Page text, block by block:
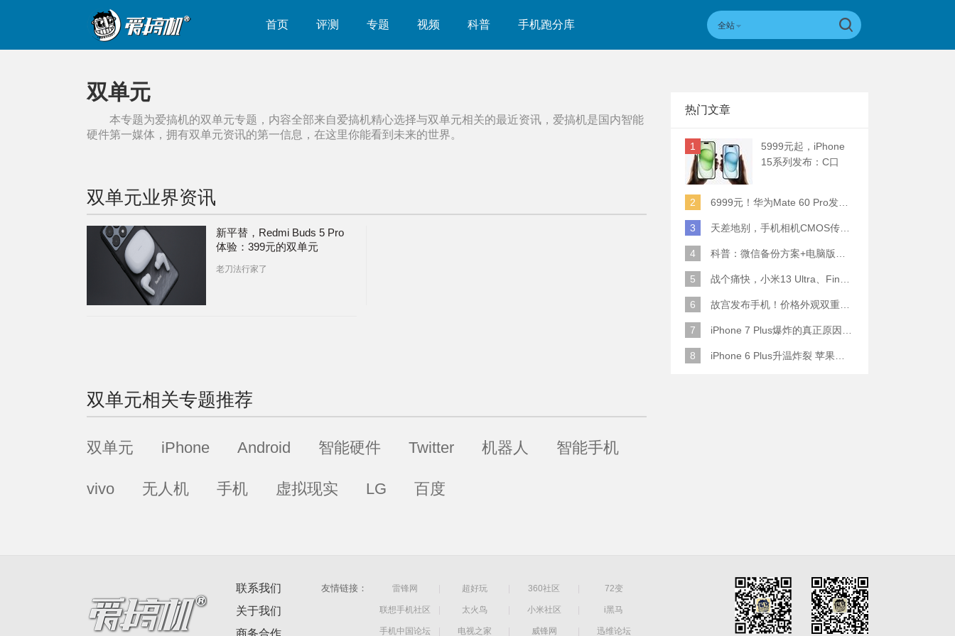
首页 评测 专题 视频 科普 手机跑分库 全站
双单元
本专题为爱搞机的双单元专题，内容全部来自爱搞机精心选择与双单元相关的最近资讯，爱搞机是国内智能
硬件第一媒体，拥有双单元资讯的第一信息，在这里你能看到未来的世界。
双单元业界资讯
新平替，Redmi Buds 5 Pro
体验：399元的双单元
老刀法行家了
双单元相关专题推荐
双单元 iPhone Android 智能硬件 Twitter 机器人 智能手机
vivo 无人机 手机 虚拟现实 LG 百度
热门文章
1
5999元起，iPhone
15系列发布：C口
2
6999元！华为Mate 60 Pro发布：麒麟9000S+卫星通话 (附初步跑分)
3 天差地别，手机相机CMOS传感器实际面积对比
4 科普：微信备份方案+电脑版丢失数据恢复指南
5 战个痛快，小米13 Ultra、Find X6 Pro、vivo X90 Pro+、小米12SU拍照横评
6 故宫发布手机！价格外观双重逆天！
7 iPhone 7 Plus爆炸的真正原因原来是这样
8 iPhone 6 Plus升温炸裂 苹果赔了一部全新的
联系我们
关于我们
商务合作
友情链接： 雷锋网 超好玩 360社区 72变
联想手机社区 太火鸟 小米社区 i黑马
手机中国论坛 电视之家 威锋网 迅维论坛